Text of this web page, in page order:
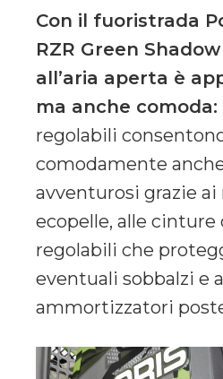
Con il fuoristrada
RZR Green
all’aria aperta è
ma anche comoda:
regolabili
comodamente
avventurosi grazie
ecopelle, alle cinture
regolabili che
eventuali sobbalzi e
ammortizzatori